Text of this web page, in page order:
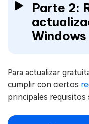
Parte 2:
Windows
Para actualizar
cumplir con ciertos
principales requisitos